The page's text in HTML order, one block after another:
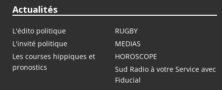
Actualités
L'édito politique
RUGBY
L'invité politique
MEDIAS
Les courses hippiques et
pronostics
HOROSCOPE
Sud Radio à votre Service avec
Fiducial